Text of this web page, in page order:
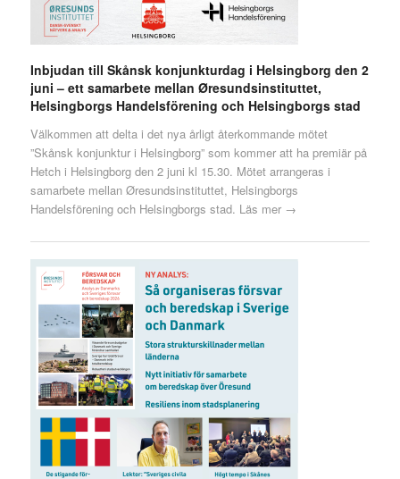
Inbjudan till Skånsk konjunkturdag i Helsingborg den 2
juni – ett samarbete mellan Øresundsinstituttet,
Helsingborgs Handelsförening och Helsingborgs stad
Välkommen att delta i det nya årligt återkommande mötet
”Skånsk konjunktur i Helsingborg” som kommer att ha premiär på
Hetch i Helsingborg den 2 juni kl 15.30. Mötet arrangeras i
samarbete mellan Øresundsinstituttet, Helsingborgs
Handelsförening och Helsingborgs stad. Läs mer →